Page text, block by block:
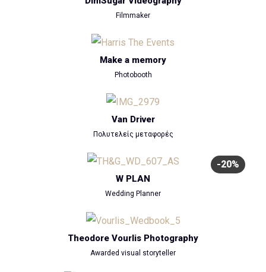
Filmmaker
Make a memory
Photobooth
Van Driver
Πολυτελείς μεταφορές
-20%
W PLAN
Wedding Planner
Theodore Vourlis Photography
Awarded visual storyteller